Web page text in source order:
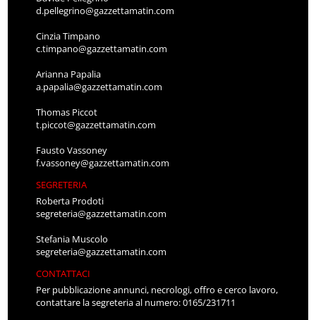
d.pellegrino@gazzettamatin.com
Cinzia Timpano
c.timpano@gazzettamatin.com
Arianna Papalia
a.papalia@gazzettamatin.com
Thomas Piccot
t.piccot@gazzettamatin.com
Fausto Vassoney
f.vassoney@gazzettamatin.com
SEGRETERIA
Roberta Prodoti
segreteria@gazzettamatin.com
Stefania Muscolo
segreteria@gazzettamatin.com
CONTATTACI
Per pubblicazione annunci, necrologi, offro e cerco lavoro,
contattare la segreteria al numero: 0165/231711